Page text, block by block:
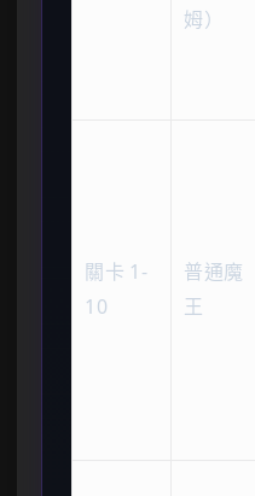
姆）
關卡 1-
10
普通魔
王